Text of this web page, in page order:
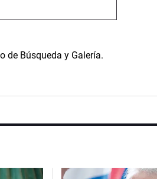
de Búsqueda y Galería.